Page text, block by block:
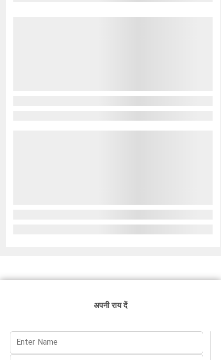
अपनी राय दें